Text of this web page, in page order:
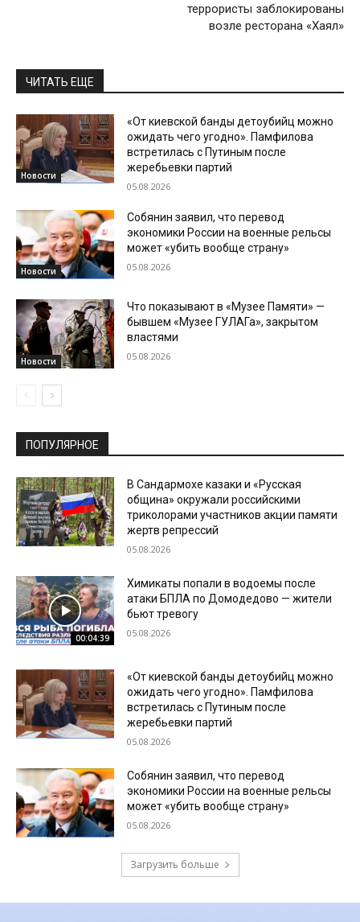
террористы заблокированы
возле ресторана «Хаял»
ЧИТАТЬ ЕЩЕ
Новости
«От киевской банды детоубийц можно
ожидать чего угодно». Памфилова
встретилась с Путиным после
жеребьевки партий
05.08.2026
Новости
Собянин заявил, что перевод
экономики России на военные рельсы
может «убить вообще страну»
05.08.2026
Новости
Что показывают в «Музее Памяти» —
бывшем «Музее ГУЛАГа», закрытом
властями
05.08.2026
ПОПУЛЯРНОЕ
В Сандармохе казаки и «Русская
община» окружали российскими
триколорами участников акции памяти
жертв репрессий
05.08.2026
00:04:39
Химикаты попали в водоемы после
атаки БПЛА по Домодедово — жители
бьют тревогу
05.08.2026
«От киевской банды детоубийц можно
ожидать чего угодно». Памфилова
встретилась с Путиным после
жеребьевки партий
05.08.2026
Собянин заявил, что перевод
экономики России на военные рельсы
может «убить вообще страну»
05.08.2026
Загрузить больше